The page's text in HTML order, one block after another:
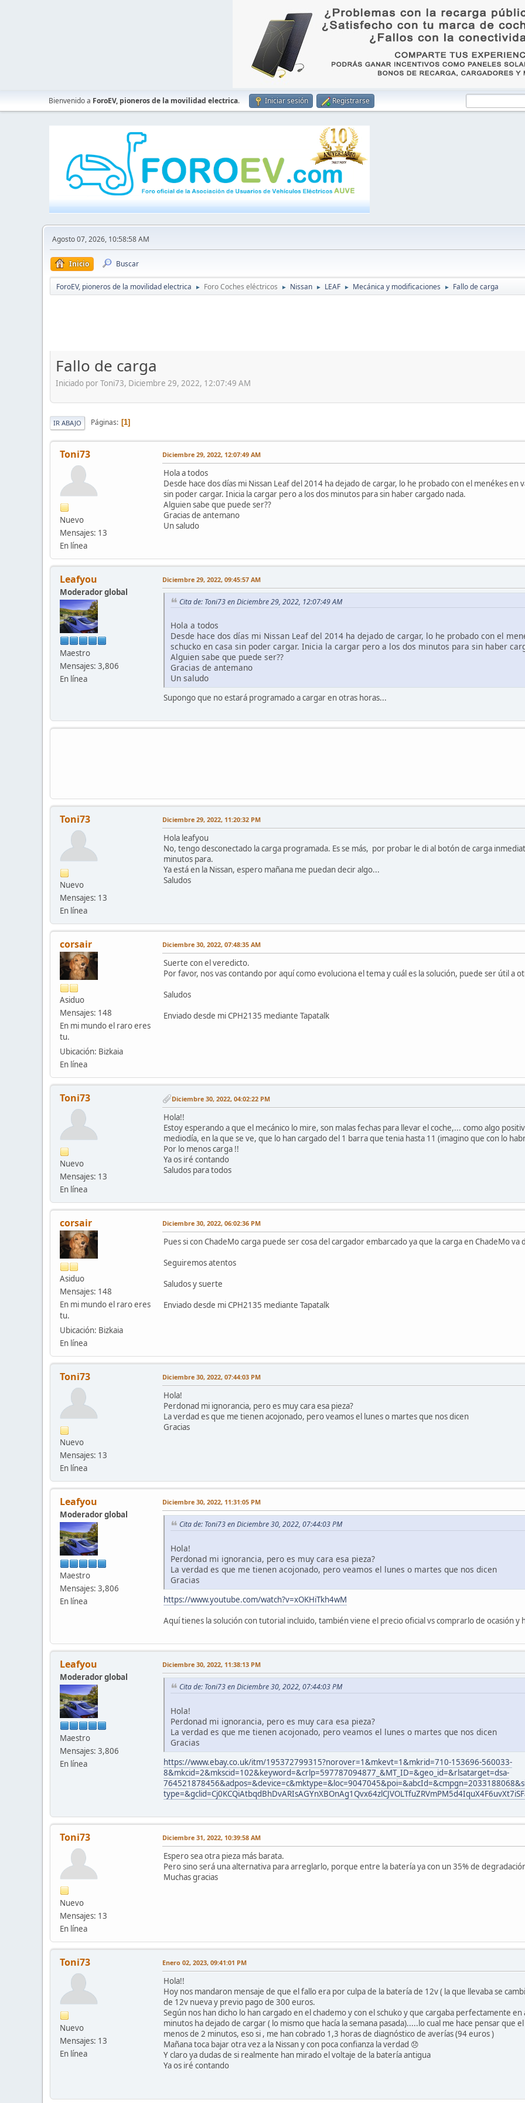
Bienvenido a ForoEV, pioneros de la movilidad electrica. Iniciar sesión Registrarse
Agosto 07, 2026, 10:58:58 AM
Inicio Buscar
ForoEV, pioneros de la movilidad electrica ► Foro Coches eléctricos ► Nissan ► LEAF ► Mecánica y modificaciones ► Fallo de carga
Fallo de carga
Iniciado por Toni73, Diciembre 29, 2022, 12:07:49 AM
IR ABAJO Páginas 1
Toni73
Nuevo
Mensajes: 13
En línea
Diciembre 29, 2022, 12:07:49 AM
Hola a todos
Desde hace dos días mi Nissan Leaf del 2014 ha dejado de cargar, lo he probado con el menékes
sin poder cargar. Inicia la cargar pero a los dos minutos para sin haber cargado nada.
Alguien sabe que puede ser??
Gracias de antemano
Un saludo
Leafyou
Moderador global
Maestro
Mensajes: 3,806
En línea
Diciembre 29, 2022, 09:45:57 AM
Cita de: Toni73 en Diciembre 29, 2022, 12:07:49 AM
Hola a todos
Desde hace dos días mi Nissan Leaf del 2014 ha dejado de cargar, lo he probado con el
schucko en casa sin poder cargar. Inicia la cargar pero a los dos minutos para sin haber
Alguien sabe que puede ser??
Gracias de antemano
Un saludo
Supongo que no estará programado a cargar en otras horas...
Toni73
Nuevo
Mensajes: 13
En línea
Diciembre 29, 2022, 11:20:32 PM
Hola leafyou
No, tengo desconectado la carga programada. Es se más, por probar le di al botón de carga
minutos para.
Ya está en la Nissan, espero mañana me puedan decir algo...
Saludos
corsair
Asiduo
Mensajes: 148
En mi mundo el raro eres
tu.
Ubicación: Bizkaia
En línea
Diciembre 30, 2022, 07:48:35 AM
Suerte con el veredicto.
Por favor, nos vas contando por aquí como evoluciona el tema y cuál es la solución, puede ser útil
Saludos
Enviado desde mi CPH2135 mediante Tapatalk
Toni73
Nuevo
Mensajes: 13
En línea
Diciembre 30, 2022, 04:02:22 PM
Hola!!
Estoy esperando a que el mecánico lo mire, son malas fechas para llevar el coche,... como algo
mediodía, en la que se ve, que lo han cargado del 1 barra que tenia hasta 11 (imagino que con lo
Por lo menos carga !!
Ya os iré contando
Saludos para todos
corsair
Asiduo
Mensajes: 148
En mi mundo el raro eres
tu.
Ubicación: Bizkaia
En línea
Diciembre 30, 2022, 06:02:36 PM
Pues si con ChadeMo carga puede ser cosa del cargador embarcado ya que la carga en ChadeMo
Seguiremos atentos
Saludos y suerte
Enviado desde mi CPH2135 mediante Tapatalk
Toni73
Nuevo
Mensajes: 13
En línea
Diciembre 30, 2022, 07:44:03 PM
Hola!
Perdonad mi ignorancia, pero es muy cara esa pieza?
La verdad es que me tienen acojonado, pero veamos el lunes o martes que nos dicen
Gracias
Leafyou
Moderador global
Maestro
Mensajes: 3,806
En línea
Diciembre 30, 2022, 11:31:05 PM
Cita de: Toni73 en Diciembre 30, 2022, 07:44:03 PM
Hola!
Perdonad mi ignorancia, pero es muy cara esa pieza?
La verdad es que me tienen acojonado, pero veamos el lunes o martes que nos dicen
Gracias
https://www.youtube.com/watch?v=xOKHiTkh4wM
Aquí tienes la solución con tutorial incluido, también viene el precio oficial vs comprarlo de ocasión
Leafyou
Moderador global
Maestro
Mensajes: 3,806
En línea
Diciembre 30, 2022, 11:38:13 PM
Cita de: Toni73 en Diciembre 30, 2022, 07:44:03 PM
Hola!
Perdonad mi ignorancia, pero es muy cara esa pieza?
La verdad es que me tienen acojonado, pero veamos el lunes o martes que nos dicen
Gracias
https://www.ebay.co.uk/itm/195372799315?norover=1&mkevt=1&mkrid=710-153696-560033-
8&mkcid=2&mkscid=102&keyword=&crlp=597787094877_&MT_ID=&geo_id=&rlsatarget=dsa-
Toni73
Nuevo
Mensajes: 13
En línea
Diciembre 31, 2022, 10:39:58 AM
Espero sea otra pieza más barata.
Pero sino será una alternativa para arreglarlo, porque entre la batería ya con un 35% de
Muchas gracias
Toni73
Nuevo
Mensajes: 13
En línea
Enero 02, 2023, 09:41:01 PM
Hola!!
Hoy nos mandaron mensaje de que el fallo era por culpa de la batería de 12v ( la que llevaba se
de 12v nueva y previo pago de 300 euros.
Según nos han dicho lo han cargado en el chademo y con el schuko y que cargaba perfectamente
minutos ha dejado de cargar ( lo mismo que hacía la semana pasada).....lo cual me hace pensar que
menos de 2 minutos, eso si , me han cobrado 1,3 horas de diagnóstico de averías (94 euros )
Mañana toca bajar otra vez a la Nissan y con poca confianza la verdad 😞
Y claro ya dudas de si realmente han mirado el voltaje de la batería antigua
Ya os iré contando